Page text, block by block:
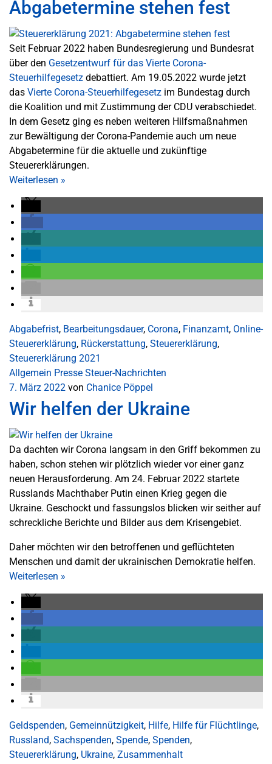
Abgabetermine stehen fest
Seit Februar 2022 haben Bundesregierung und Bundesrat
über den Gesetzentwurf für das Vierte Corona-
Steuerhilfegesetz debattiert. Am 19.05.2022 wurde jetzt
das Vierte Corona-Steuerhilfegesetz im Bundestag durch
die Koalition und mit Zustimmung der CDU verabschiedet.
In dem Gesetz ging es neben weiteren Hilfsmaßnahmen
zur Bewältigung der Corona-Pandemie auch um neue
Abgabetermine für die aktuelle und zukünftige
Steuererklärungen.
Weiterlesen »
Abgabefrist, Bearbeitungsdauer, Corona, Finanzamt, Online-
Steuererklärung, Rückerstattung, Steuererklärung,
Steuererklärung 2021
Allgemein Presse Steuer-Nachrichten
7. März 2022 von Chanice Pöppel
Wir helfen der Ukraine
Da dachten wir Corona langsam in den Griff bekommen zu
haben, schon stehen wir plötzlich wieder vor einer ganz
neuen Herausforderung. Am 24. Februar 2022 startete
Russlands Machthaber Putin einen Krieg gegen die
Ukraine. Geschockt und fassungslos blicken wir seither auf
schreckliche Berichte und Bilder aus dem Krisengebiet.
Daher möchten wir den betroffenen und geflüchteten
Menschen und damit der ukrainischen Demokratie helfen.
Weiterlesen »
Geldspenden, Gemeinnützigkeit, Hilfe, Hilfe für Flüchtlinge,
Russland, Sachspenden, Spende, Spenden,
Steuererklärung, Ukraine, Zusammenhalt